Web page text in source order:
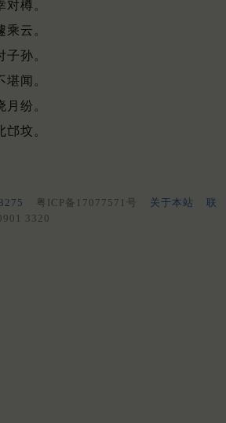
樽。
云。
孙。
闻。
纷。
坟。
粤ICP备17077571号 关于本站
联
3320